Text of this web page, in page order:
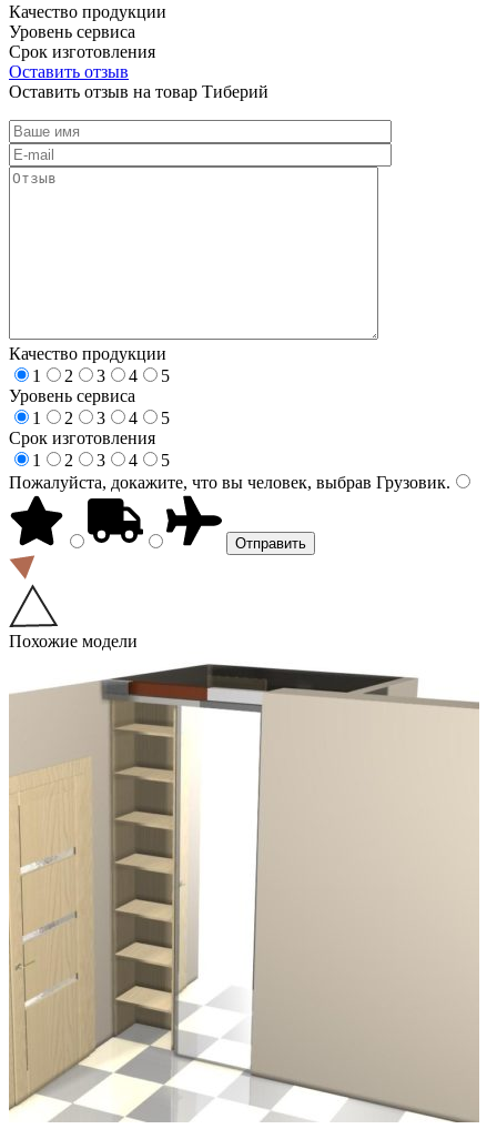
Качество продукции
Уровень сервиса
Срок изготовления
Оставить отзыв
Оставить отзыв на товар Тиберий
Качество продукции
1
2 3 4
5
Уровень сервиса
1
2 3 4
5
Срок изготовления
1
2 3 4
5
Пожалуйста, докажите, что вы человек, выбрав Грузовик.
Похожие модели